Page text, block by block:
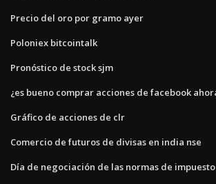
Precio del oro por gramo ayer
Poloniex bitcointalk
Pronóstico de stock sjm
¿es bueno comprar acciones de facebook
Gráfico de acciones de clr
Comercio de futuros de divisas en india nse
Día de negociación de las normas de